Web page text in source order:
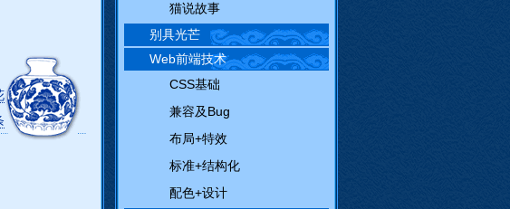
猫说故事
别具光芒
Web前端技术
CSS基础
兼容及Bug
布局+特效
标准+结构化
配色+设计